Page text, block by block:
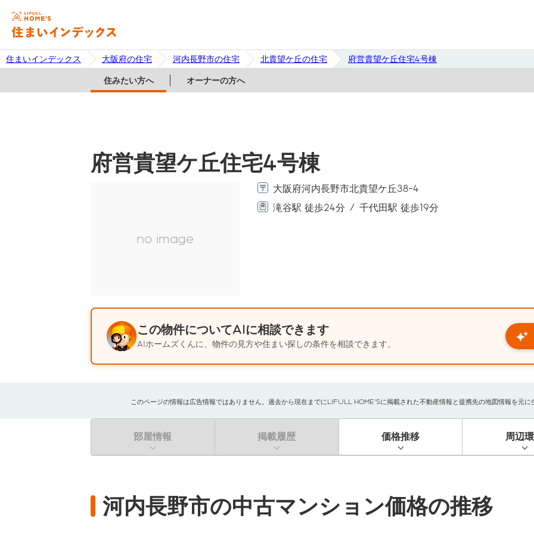
住まいインデックス 大阪府の住宅 河内長野市の住宅 北貴望ケ丘の住宅 府営貴望ケ丘住宅4号棟
住みたい方へ オーナーの方へ
府営貴望ケ丘住宅4号棟
no image
大阪府河内長野市北貴望ケ丘38-4
滝谷駅 徒歩24分
千代田駅 徒歩19分
この物件についてAIに相談できます
AIホームズくんに、物件の見方や住まい探しの条件を相談できます。
このページの情報は広告情報ではありません。過去から現在までにLIFULL HOME'Sに掲載された不動産情報と提携先の地図情報を元
部屋情報 掲載履歴 価格推移 周辺
河内長野市の中古マンション価格の推移